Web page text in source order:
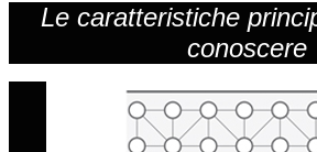
Le caratteristiche
conoscere